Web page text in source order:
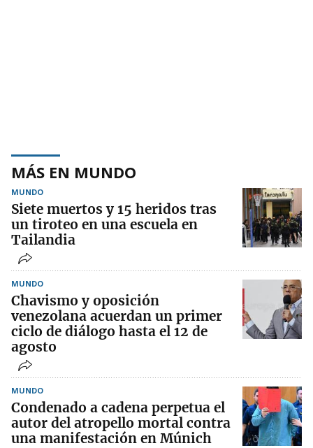
MÁS EN MUNDO
MUNDO
Siete muertos y 15 heridos tras
un tiroteo en una escuela en
Tailandia
MUNDO
Chavismo y oposición
venezolana acuerdan un primer
ciclo de diálogo hasta el 12 de
agosto
MUNDO
Condenado a cadena perpetua el
autor del atropello mortal contra
una manifestación en Múnich